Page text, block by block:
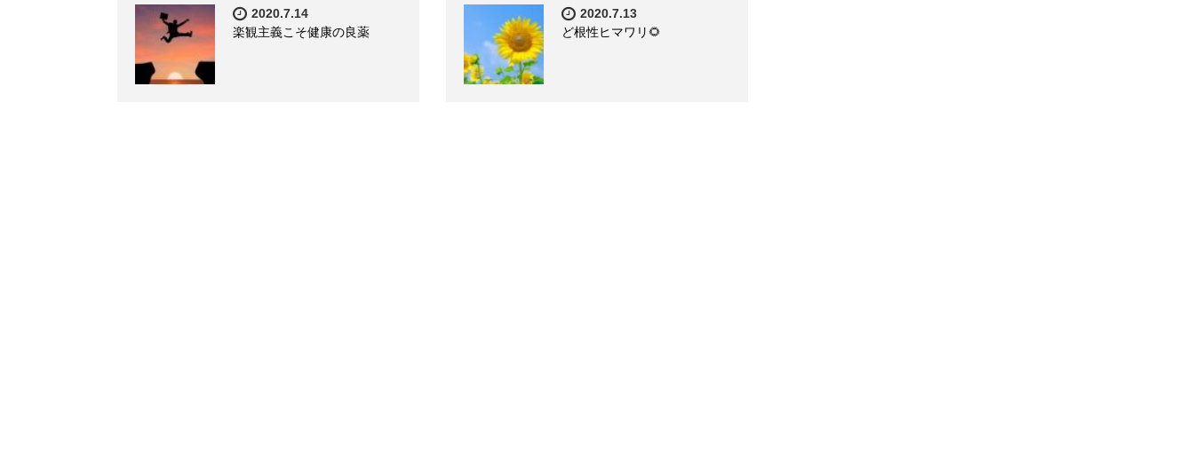
2020.7.14
楽観主義こそ健康の良薬
2020.7.13
ど根性ヒマワリ🌻